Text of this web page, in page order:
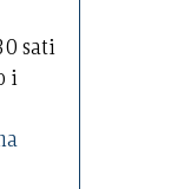
sati
i